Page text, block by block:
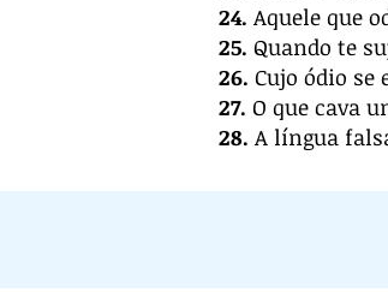
24. Aquele que
25. Quando te
26. Cujo ódio se
27. O que cava
28. A língua